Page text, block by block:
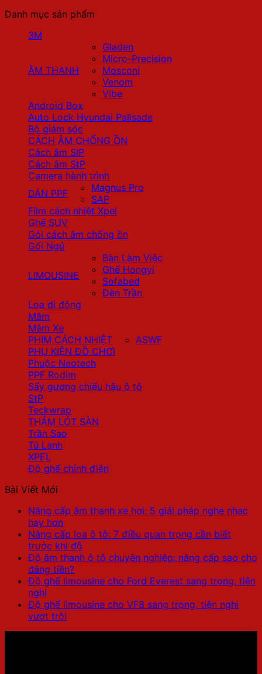
Danh mục sản phẩm
3M
ÂM THANH
Gladen
Micro-Precision
Mosconi
Venom
Vibe
Android Box
Auto Lock Hyundai Palisade
Bộ giảm sóc
CÁCH ÂM CHỐNG ỒN
Cách âm SIP
Cách âm StP
Camera hành trình
DÁN PPF
Magnus Pro
SAP
Film cách nhiệt Xpel
Ghế SUV
Gói cách âm chống ồn
Gối Ngủ
LIMOUSINE
Bàn Làm Việc
Ghế Hongyi
Sofabed
Đèn Trần
Loa di động
Mâm
Mâm Xe
PHIM CÁCH NHIỆT
ASWF
PHỤ KIỆN ĐỒ CHƠI
Phuộc Neotech
PPF Rodim
Sấy gương chiếu hậu ô tô
StP
Teckwrap
THẢM LÓT SÀN
Trần Sao
Tủ Lạnh
XPEL
Độ ghế chỉnh điện
Bài Viết Mới
Nâng cấp âm thanh xe hơi: 5 giải pháp nghe nhạc
hay hơn
Nâng cấp loa ô tô: 7 điều quan trọng cần biết
trước khi độ
Độ âm thanh ô tô chuyên nghiệp: nâng cấp sao cho
đáng tiền?
Độ ghế limousine cho Ford Everest sang trọng, tiện
nghi
Độ ghế limousine cho VF8 sang trọng, tiện nghi
vượt trội